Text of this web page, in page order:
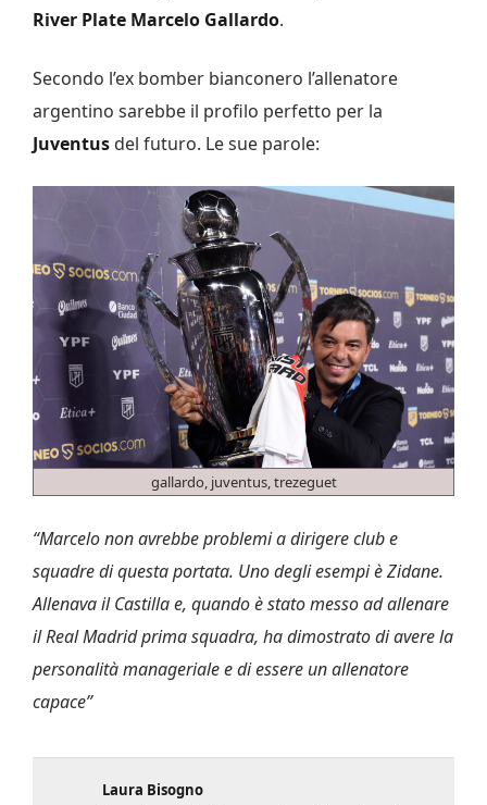
River Plate Marcelo Gallardo.
Secondo l’ex bomber bianconero l’allenatore
argentino sarebbe il profilo perfetto per la
Juventus del futuro. Le sue parole:
gallardo, juventus, trezeguet
“Marcelo non avrebbe problemi a dirigere club e
squadre di questa portata. Uno degli esempi è Zidane.
Allenava il Castilla e, quando è stato messo ad allenare
il Real Madrid prima squadra, ha dimostrato di avere la
personalità manageriale e di essere un allenatore
capace”
Laura Bisogno